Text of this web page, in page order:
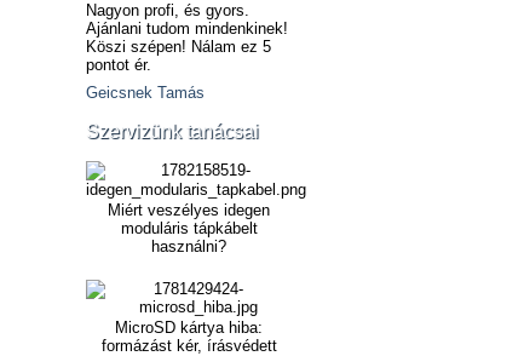
Nagyon profi, és gyors.
Ajánlani tudom mindenkinek!
Köszi szépen! Nálam ez 5
pontot ér.
Geicsnek Tamás
Szervizünk tanácsai
Miért veszélyes idegen
moduláris tápkábelt
használni?
MicroSD kártya hiba:
formázást kér, írásvédett